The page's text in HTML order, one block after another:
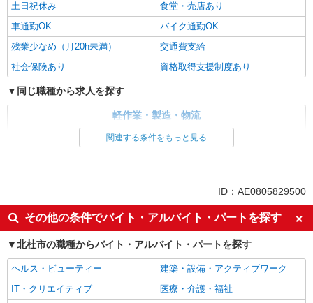
土日祝休み
食堂・売店あり
車通勤OK
バイク通勤OK
残業少なめ（月20h未満）
交通費支給
社会保険あり
資格取得支援制度あり
同じ職種から求人を探す
軽作業・製造・物流
車通勤OK
交通費支給
社会保険あり
関連する条件をもっと見る
ID：AE0805829500
その他の条件でバイト・アルバイト・パートを探す
北杜市の職種からバイト・アルバイト・パートを探す
ヘルス・ビューティー
建築・設備・アクティブワーク
IT・クリエイティブ
医療・介護・福祉